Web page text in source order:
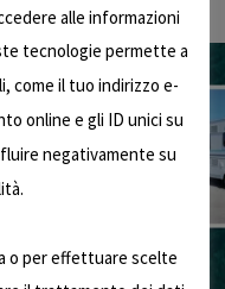
alle informazioni
tecnologie permette a
come il tuo indirizzo e-
online e gli ID unici su
negativamente su
o per effettuare scelte